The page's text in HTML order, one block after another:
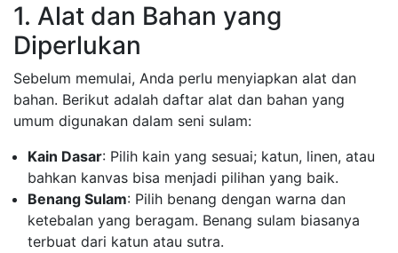
1. Alat dan Bahan yang
Diperlukan
Sebelum memulai, Anda perlu menyiapkan alat dan
bahan. Berikut adalah daftar alat dan bahan yang
umum digunakan dalam seni sulam:
Kain Dasar: Pilih kain yang sesuai; katun, linen, atau
bahkan kanvas bisa menjadi pilihan yang baik.
Benang Sulam: Pilih benang dengan warna dan
ketebalan yang beragam. Benang sulam biasanya
terbuat dari katun atau sutra.